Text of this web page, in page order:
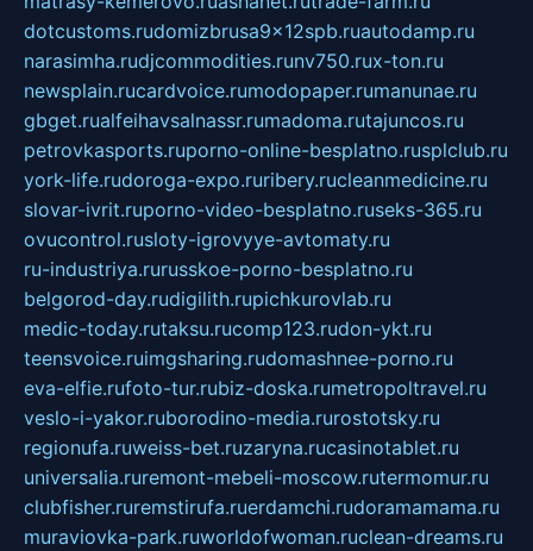
dotcustoms.rudomizbrusa9x12spb.ruautodamp.ru
narasimha.rudjcommodities.runv750.rux-ton.ru
newsplain.rucardvoice.rumodopaper.rumanunae.ru
gbget.rualfeihavsalnassr.rumadoma.rutajuncos.ru
petrovkasports.ruporno-online-besplatno.rusplclub.ru
york-life.rudoroga-expo.ruribery.rucleanmedicine.ru
slovar-ivrit.ruporno-video-besplatno.ruseks-365.ru
ovucontrol.rusloty-igrovyye-avtomaty.ru
ru-industriya.rurusskoe-porno-besplatno.ru
belgorod-day.rudigilith.rupichkurovlab.ru
medic-today.rutaksu.rucomp123.rudon-ykt.ru
teensvoice.ruimgsharing.rudomashnee-porno.ru
eva-elfie.rufoto-tur.rubiz-doska.rumetropoltravel.ru
veslo-i-yakor.ruborodino-media.rurostotsky.ru
regionufa.ruweiss-bet.ruzaryna.rucasinotablet.ru
universalia.ruremont-mebeli-moscow.rutermomur.ru
clubfisher.ruremstirufa.ruerdamchi.rudoramamama.ru
muraviovka-park.ruworldofwoman.ruclean-dreams.ru